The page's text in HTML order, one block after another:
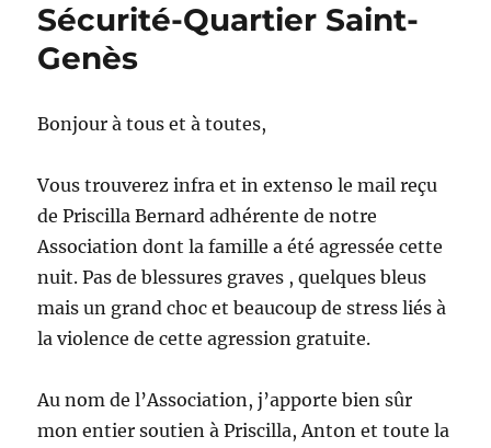
Sécurité-Quartier Saint-
Genès
Bonjour à tous et à toutes,
Vous trouverez infra et in extenso le mail reçu
de Priscilla Bernard adhérente de notre
Association dont la famille a été agressée cette
nuit. Pas de blessures graves , quelques bleus
mais un grand choc et beaucoup de stress liés à
la violence de cette agression gratuite.
Au nom de l’Association, j’apporte bien sûr
mon entier soutien à Priscilla, Anton et toute la